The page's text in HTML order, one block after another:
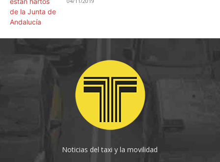
Noticias del taxi y la movilidad